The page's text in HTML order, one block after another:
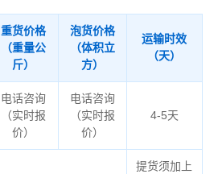
重货价格
（重量公
斤）
泡货价格
（体积立
方）
运输时效
（天）
电话咨询
（实时报
价）
电话咨询
（实时报
价）
4-5天
提货须加上